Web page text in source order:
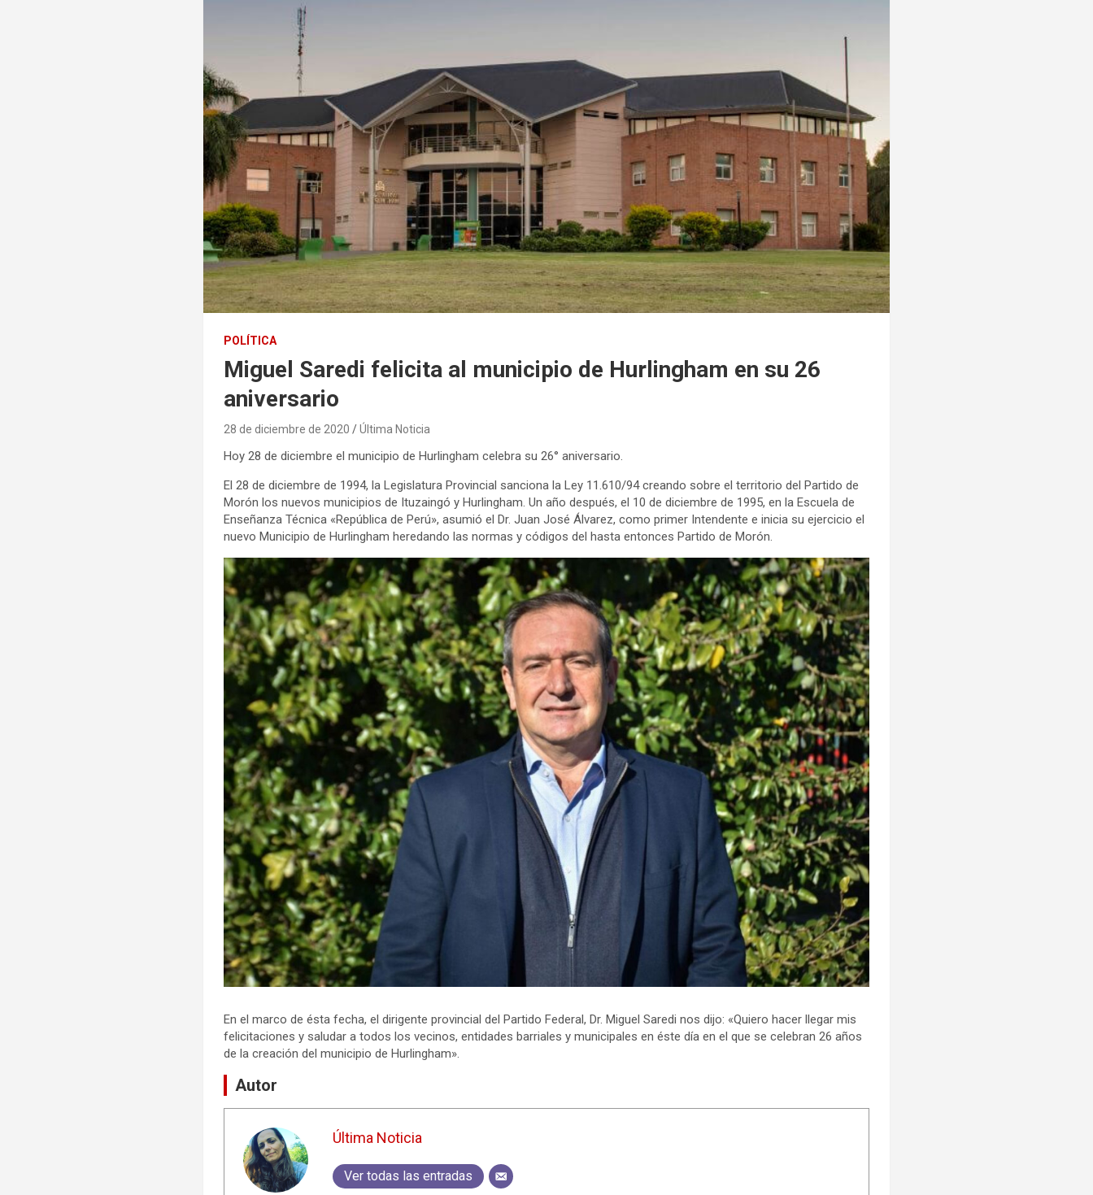
POLÍTICA
Miguel Saredi felicita al municipio de Hurlingham en su 26
aniversario
28 de diciembre de 2020 Última Noticia
Hoy 28 de diciembre el municipio de Hurlingham celebra su 26° aniversario.
El 28 de diciembre de 1994, la Legislatura Provincial sanciona la Ley 11.610/94 creando sobre el territorio del Partido de
Morón los nuevos municipios de Ituzaingó y Hurlingham. Un año después, el 10 de diciembre de 1995, en la Escuela de
Enseñanza Técnica «República de Perú», asumió el Dr. Juan José Álvarez, como primer Intendente e inicia su ejercicio el
nuevo Municipio de Hurlingham heredando las normas y códigos del hasta entonces Partido de Morón.
En el marco de ésta fecha, el dirigente provincial del Partido Federal, Dr. Miguel Saredi nos dijo: «Quiero hacer llegar mis
felicitaciones y saludar a todos los vecinos, entidades barriales y municipales en éste día en el que se celebran 26 años
de la creación del municipio de Hurlingham».
Autor
Última Noticia
Ver todas las entradas